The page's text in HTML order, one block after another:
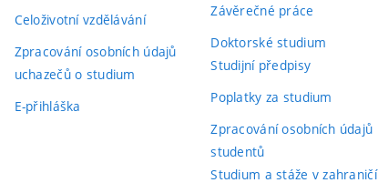
Celoživotní vzdělávání
Zpracování osobních údajů
uchazečů o studium
E-přihláška
Závěrečné práce
Doktorské studium
Studijní předpisy
Poplatky za studium
Zpracování osobních údajů
studentů
Studium a stáže v zahraničí